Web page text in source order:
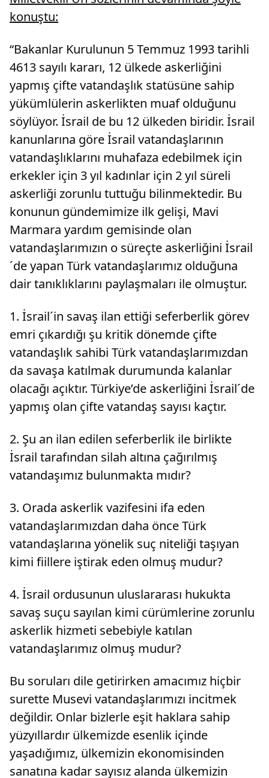
konuştu:
“Bakanlar Kurulunun 5 Temmuz 1993 tarihli
4613 sayılı kararı, 12 ülkede askerliğini
yapmış çifte vatandaşlık statüsüne sahip
yükümlülerin askerlikten muaf olduğunu
söylüyor. İsrail de bu 12 ülkeden biridir. İsrail
kanunlarına göre İsrail vatandaşlarının
vatandaşlıklarını muhafaza edebilmek için
erkekler için 3 yıl kadınlar için 2 yıl süreli
askerliği zorunlu tuttuğu bilinmektedir. Bu
konunun gündemimize ilk gelişi, Mavi
Marmara yardım gemisinde olan
vatandaşlarımızın o süreçte askerliğini İsrail
´de yapan Türk vatandaşlarımız olduğuna
dair tanıklıklarını paylaşmaları ile olmuştur.
1. İsrail´in savaş ilan ettiği seferberlik görev
emri çıkardığı şu kritik dönemde çifte
vatandaşlık sahibi Türk vatandaşlarımızdan
da savaşa katılmak durumunda kalanlar
olacağı açıktır. Türkiye’de askerliğini İsrail´de
yapmış olan çifte vatandaş sayısı kaçtır.
2. Şu an ilan edilen seferberlik ile birlikte
İsrail tarafından silah altına çağırılmış
vatandaşımız bulunmakta mıdır?
3. Orada askerlik vazifesini ifa eden
vatandaşlarımızdan daha önce Türk
vatandaşlarına yönelik suç niteliği taşıyan
kimi fiillere iştirak eden olmuş mudur?
4. İsrail ordusunun uluslararası hukukta
savaş suçu sayılan kimi cürümlerine zorunlu
askerlik hizmeti sebebiyle katılan
vatandaşlarımız olmuş mudur?
Bu soruları dile getirirken amacımız hiçbir
surette Musevi vatandaşlarımızı incitmek
değildir. Onlar bizlerle eşit haklara sahip
yüzyıllardır ülkemizde esenlik içinde
yaşadığımız, ülkemizin ekonomisinden
sanatına kadar sayısız alanda ülkemizin